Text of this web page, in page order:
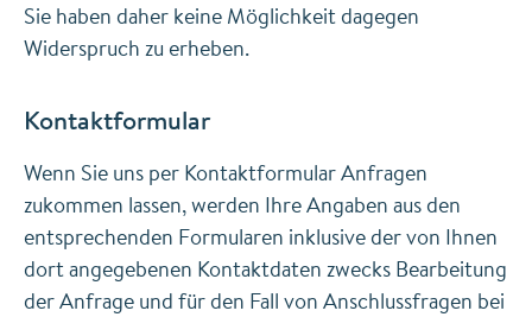
Sie haben daher keine Möglichkeit dagegen
Widerspruch zu erheben.
Kontaktformular
Wenn Sie uns per Kontaktformular Anfragen
zukommen lassen, werden Ihre Angaben aus den
entsprechenden Formularen inklusive der von Ihnen
dort angegebenen Kontaktdaten zwecks Bearbeitung
der Anfrage und für den Fall von Anschlussfragen bei